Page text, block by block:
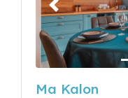
Précédent
Ma Kalon